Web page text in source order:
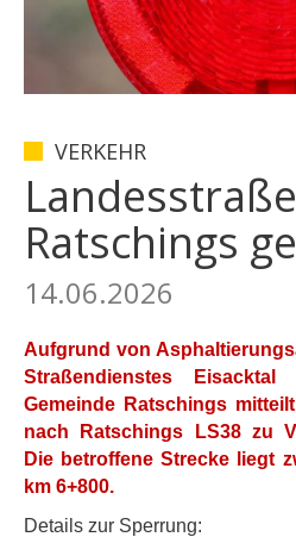
VERKEHR
Ratschings
14.06.2026
Aufgrund von
Straßendienstes
Gemeinde Ratschings
nach Ratschings LS38 zu
Die betroffene Strecke liegt
km 6+800.
Details zur Sperrung: